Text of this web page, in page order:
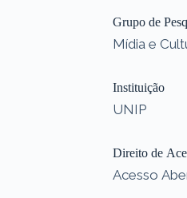
Grupo de
Mídia e
Instituição
UNIP
Direito de
Acesso